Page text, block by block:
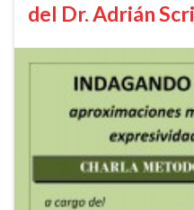
del Dr. Adrián